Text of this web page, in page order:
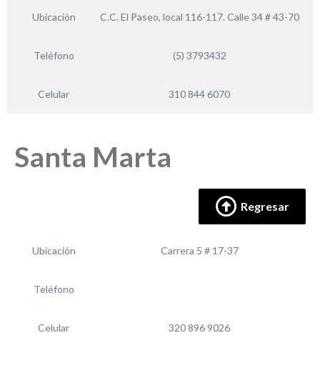
Ubicación C.C. El Paseo, local 116-117. Calle 34 # 43-70
Teléfono (5) 3793432
Celular 310 844 6070
Santa Marta
Regresar
Ubicación Carrera 5 # 17-37
Teléfono
Celular 320 896 9026